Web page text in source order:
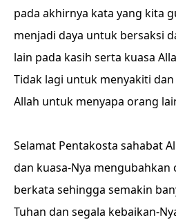
pada akhirnya kata yang kita
menjadi daya untuk bersaksi
lain pada kasih serta kuasa
Tidak lagi untuk menyakiti
Allah untuk menyapa orang
Selamat Pentakosta sahabat
dan kuasa-Nya
berkata sehingga semakin
Tuhan dan segala kebaikan-